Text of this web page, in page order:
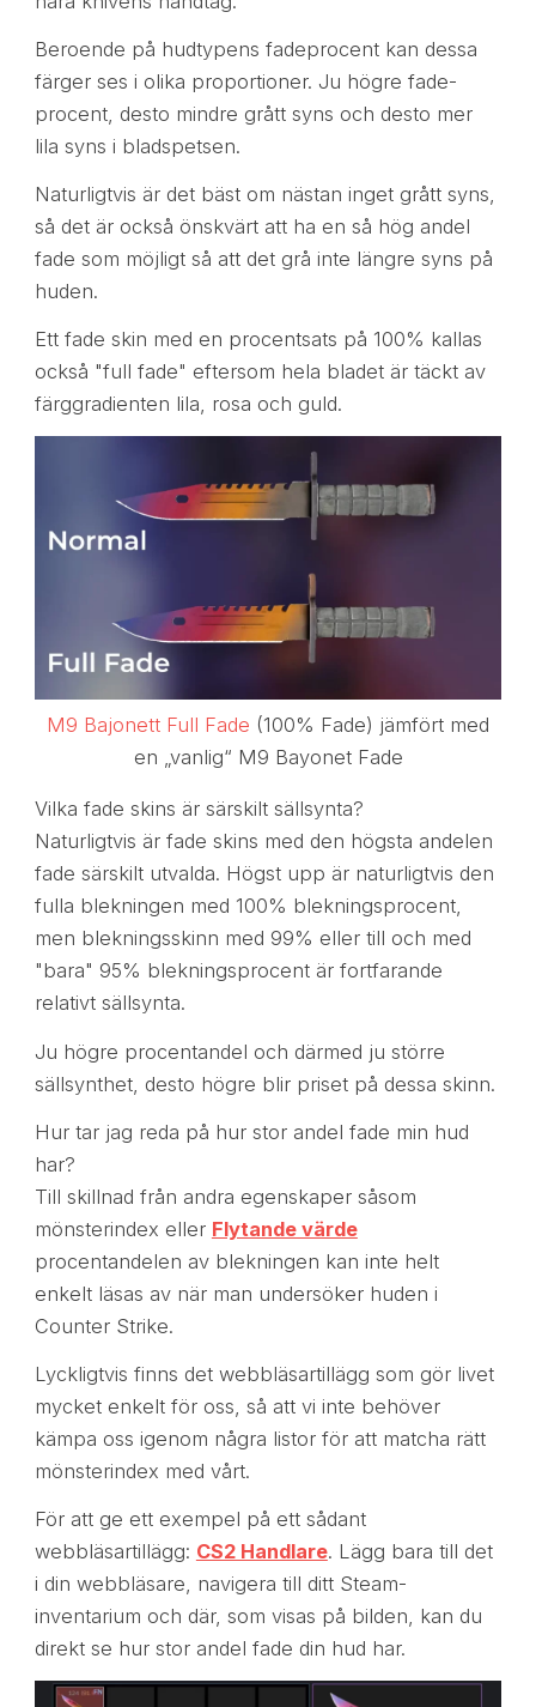
Beroende på hudtypens fadeprocent kan dessa
färger ses i olika proportioner. Ju högre fade-
procent, desto mindre grått syns och desto mer
lila syns i bladspetsen.
Naturligtvis är det bäst om nästan inget grått syns,
så det är också önskvärt att ha en så hög andel
fade som möjligt så att det grå inte längre syns på
huden.
Ett fade skin med en procentsats på 100% kallas
också "full fade" eftersom hela bladet är täckt av
färggradienten lila, rosa och guld.
M9 Bajonett Full Fade (100% Fade) jämfört med
en „vanlig“ M9 Bayonet Fade
Vilka fade skins är särskilt sällsynta?
Naturligtvis är fade skins med den högsta andelen
fade särskilt utvalda. Högst upp är naturligtvis den
fulla blekningen med 100% blekningsprocent,
men blekningsskinn med 99% eller till och med
"bara" 95% blekningsprocent är fortfarande
relativt sällsynta.
Ju högre procentandel och därmed ju större
sällsynthet, desto högre blir priset på dessa skinn.
Hur tar jag reda på hur stor andel fade min hud
har?
Till skillnad från andra egenskaper såsom
mönsterindex eller Flytande värde
procentandelen av blekningen kan inte helt
enkelt läsas av när man undersöker huden i
Counter Strike.
Lyckligtvis finns det webbläsartillägg som gör livet
mycket enkelt för oss, så att vi inte behöver
kämpa oss igenom några listor för att matcha rätt
mönsterindex med vårt.
För att ge ett exempel på ett sådant
webbläsartillägg: CS2 Handlare. Lägg bara till det
i din webbläsare, navigera till ditt Steam-
inventarium och där, som visas på bilden, kan du
direkt se hur stor andel fade din hud har.